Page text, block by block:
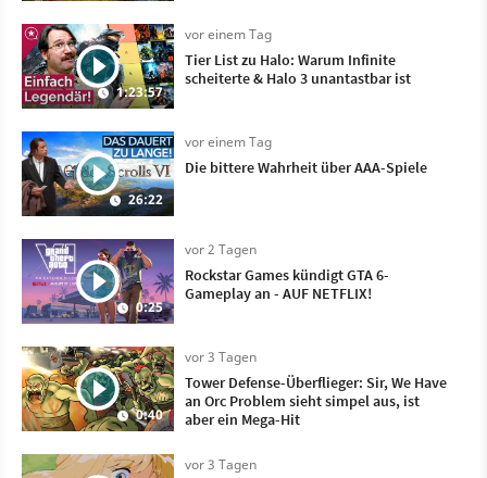
1:23:57
vor einem Tag
Tier List zu Halo: Warum Infinite
scheiterte & Halo 3 unantastbar ist
26:22
vor einem Tag
Die bittere Wahrheit über AAA-Spiele
0:25
vor 2 Tagen
Rockstar Games kündigt GTA 6-
Gameplay an - AUF NETFLIX!
0:40
vor 3 Tagen
Tower Defense-Überflieger: Sir, We Have
an Orc Problem sieht simpel aus, ist
aber ein Mega-Hit
vor 3 Tagen